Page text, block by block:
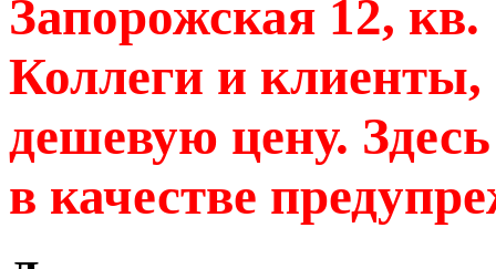
Запорожская 12,
Коллеги и клиенты,
дешевую цену.
в качестве